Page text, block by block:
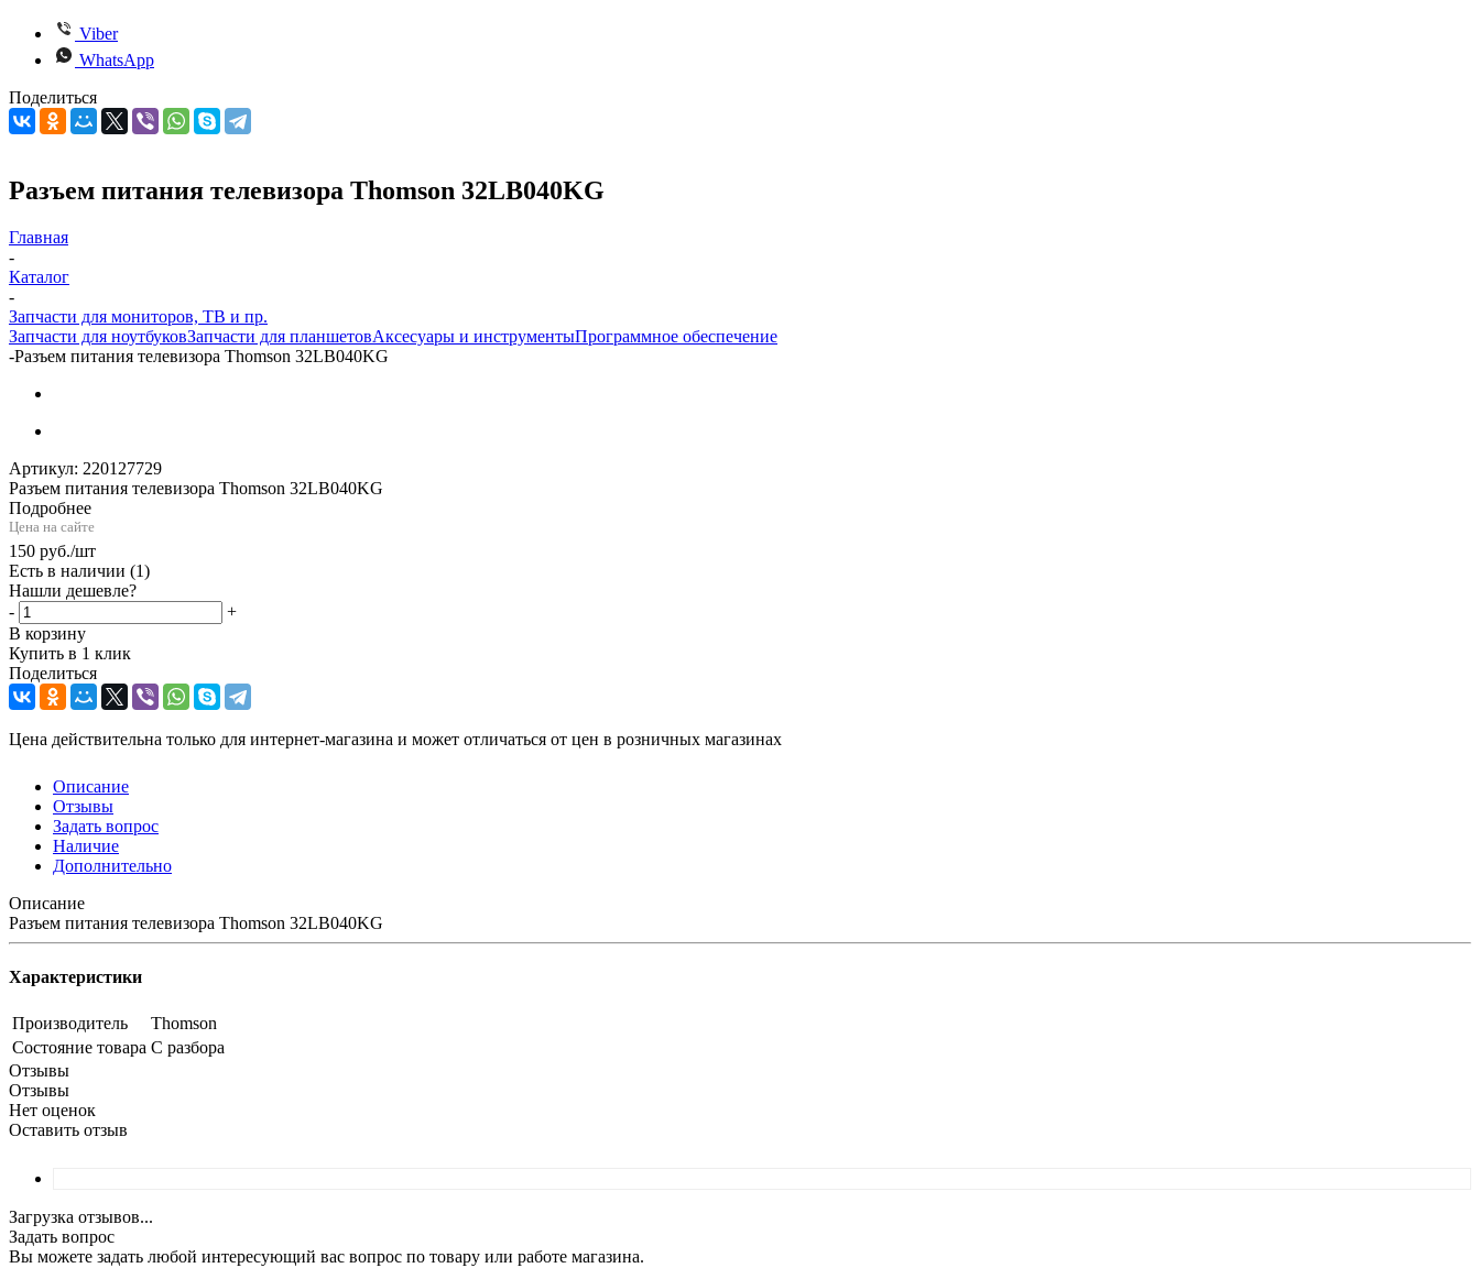
Viber
WhatsApp
Поделиться
Разъем питания телевизора Thomson 32LB040KG
Главная
-
Каталог
-
Запчасти для мониторов, ТВ и пр.
Запчасти для ноутбуковЗапчасти для планшетовАксесуары и инструментыПрограммное обеспечение
-Разъем питания телевизора Thomson 32LB040KG
Артикул: 220127729
Разъем питания телевизора Thomson 32LB040KG
Подробнее
Цена на сайте
150 руб./шт
Есть в наличии (1)
Нашли дешевле?
-
+
В корзину
Купить в 1 клик
Поделиться
Цена действительна только для интернет-магазина и может отличаться от цен в розничных магазинах
Описание
Отзывы
Задать вопрос
Наличие
Дополнительно
Описание
Разъем питания телевизора Thomson 32LB040KG
Характеристики
Производитель
Thomson
Состояние товара С разбора
Отзывы
Отзывы
Нет оценок
Оставить отзыв
Загрузка отзывов...
Задать вопрос
Вы можете задать любой интересующий вас вопрос по товару или работе магазина.